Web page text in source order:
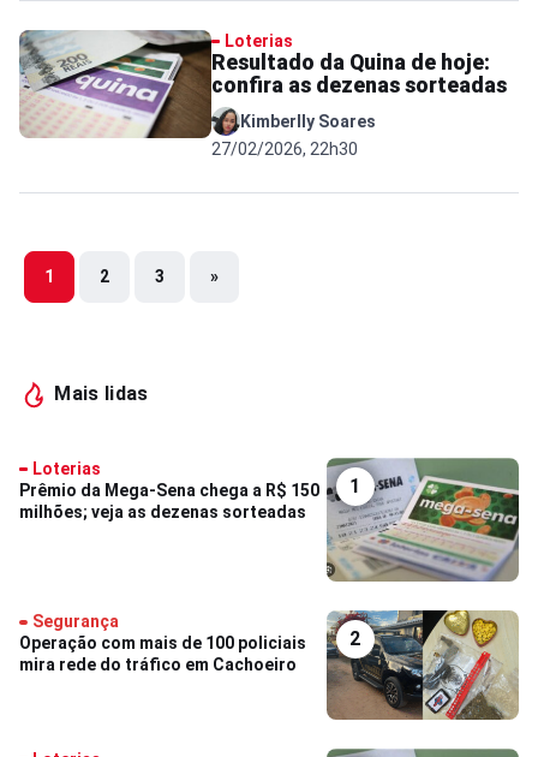
Loterias
Resultado da Quina de hoje:
confira as dezenas sorteadas
Kimberlly Soares
27/02/2026, 22h30
Mais lidas
1
Loterias
Prêmio da Mega-Sena chega a R$ 150
milhões; veja as dezenas sorteadas
2
Segurança
Operação com mais de 100 policiais
mira rede do tráfico em Cachoeiro
1 2 3 »